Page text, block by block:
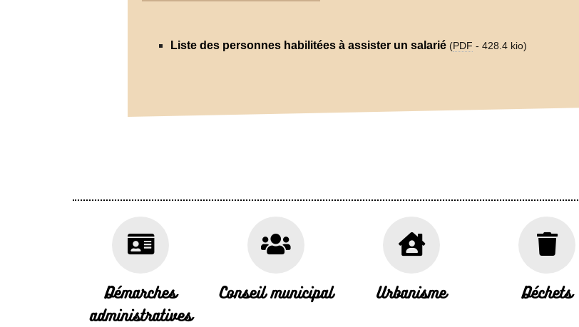
Liste des personnes habilitées à assister un salarié (PDF - 428.4 kio)
Démarches
administratives
Conseil municipal Urbanisme Déchets